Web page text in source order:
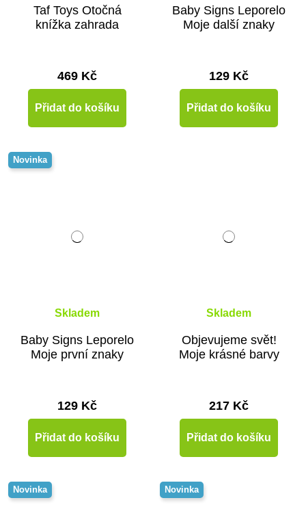
Taf Toys Otočná
knížka zahrada
469 Kč
Přidat do košíku
Baby Signs Leporelo
Moje další znaky
129 Kč
Přidat do košíku
Novinka
Skladem
Baby Signs Leporelo
Moje první znaky
129 Kč
Přidat do košíku
Skladem
Objevujeme svět!
Moje krásné barvy
217 Kč
Přidat do košíku
Novinka Novinka